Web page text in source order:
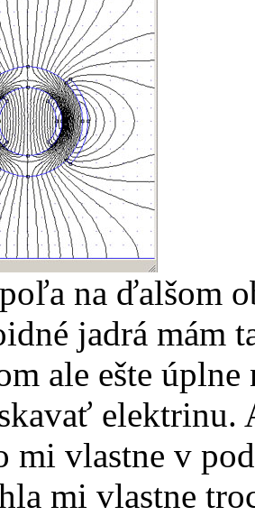
na ďalšom
jadrá mám
ale ešte úplne
elektrinu.
vlastne v
mi vlastne